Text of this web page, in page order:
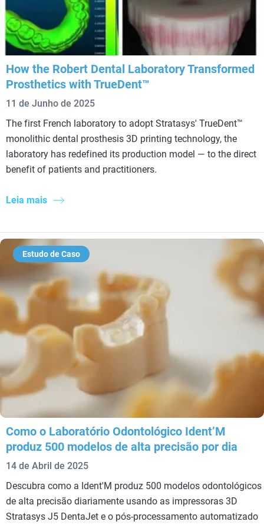
How the Robert Dental Laboratory Transformed
Prosthetics with TrueDent™
11 de Junho de 2025
The first French laboratory to adopt Stratasys' TrueDent™
monolithic dental prosthesis 3D printing technology, the
laboratory has redefined its production model — to the direct
benefit of patients and practitioners.
Leia mais
Estudo de Caso
Como o Laboratório Odontológico Ident’M
produz 500 modelos de alta precisão por dia
14 de Abril de 2025
Descubra como a Ident'M produz 500 modelos odontológicos
de alta precisão diariamente usando as impressoras 3D
Stratasys J5 DentaJet e o pós-processamento automatizado